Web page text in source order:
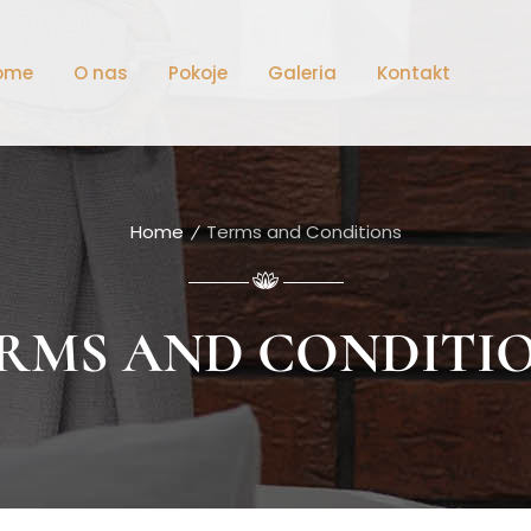
O nas Pokoje Galeria Kontakt
AND
Home Terms and Conditions